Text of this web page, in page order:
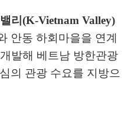
리 (K-Vietnam Valley)
안동 하회마을을 연계
발해 베트남 방한관광
의 관광 수요를 지방으